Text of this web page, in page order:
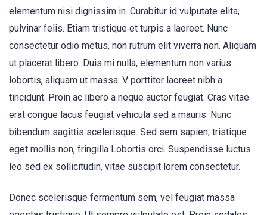
elementum nisi dignissim in. Curabitur id vulputate elita,
pulvinar felis. Etiam tristique et turpis a laoreet. Nunc
consectetur odio metus, non rutrum elit viverra non. Aliquam
ut placerat libero. Duis mi nulla, elementum non varius
lobortis, aliquam ut massa. V porttitor laoreet nibh a
tincidunt. Proin ac libero a neque auctor feugiat. Cras vitae
erat congue lacus feugiat vehicula sed a mauris. Nunc
bibendum sagittis scelerisque. Sed sem sapien, tristique
eget mollis non, fringilla Lobortis orci. Suspendisse luctus
leo sed ex sollicitudin, vitae suscipit lorem consectetur.
Donec scelerisque fermentum sem, vel feugiat massa